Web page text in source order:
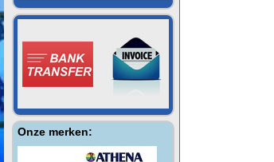
Onze merken: